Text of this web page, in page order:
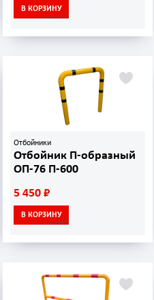
В КОРЗИНУ
Отбойники
Отбойник П-образный
ОП-76 П-600
5 450 ₽
В КОРЗИНУ